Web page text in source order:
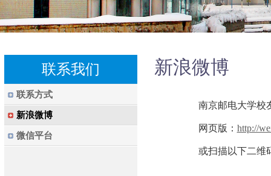
联系我们
联系方式
新浪微博
微信平台
新浪微博
南京邮电大学校
网页版： http://
或扫描以下二维